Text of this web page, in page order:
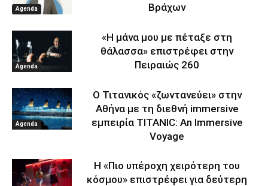
Agenda
Βράχων
Agenda
«Η μάνα μου με πέταξε στη
θάλασσα» επιστρέφει στην
Πειραιώς 260
Agenda
Ο Τιτανικός «ζωντανεύει» στην
Αθήνα με τη διεθνή immersive
εμπειρία TITANIC: An Immersive
Voyage
Η «Πιο υπέροχη χειρότερη του
κόσμου» επιστρέφει για δεύτερη